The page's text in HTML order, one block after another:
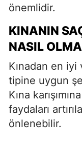
önemlidir.
KINANIN
NASIL
Kınadan en iyi
tipine uygun
Kına
faydaları
önlenebilir.